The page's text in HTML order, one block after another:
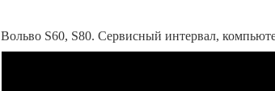
Вольво S60, S80. Сервисный интервал,